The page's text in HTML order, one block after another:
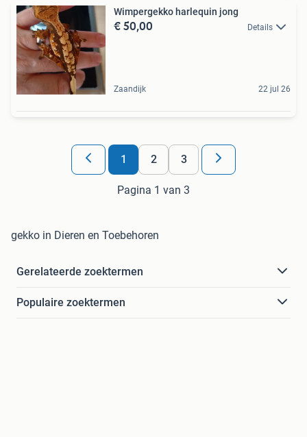
Wimpergekko harlequin jong
€ 50,00 Details
Zaandijk 22 jul 26
1 2 3
Pagina 1 van 3
gekko in Dieren en Toebehoren
Gerelateerde zoektermen
Populaire zoektermen